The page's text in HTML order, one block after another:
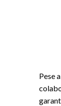
Pese